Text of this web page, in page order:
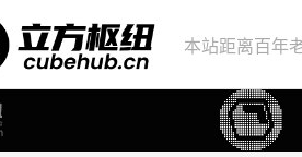
本站距离百年